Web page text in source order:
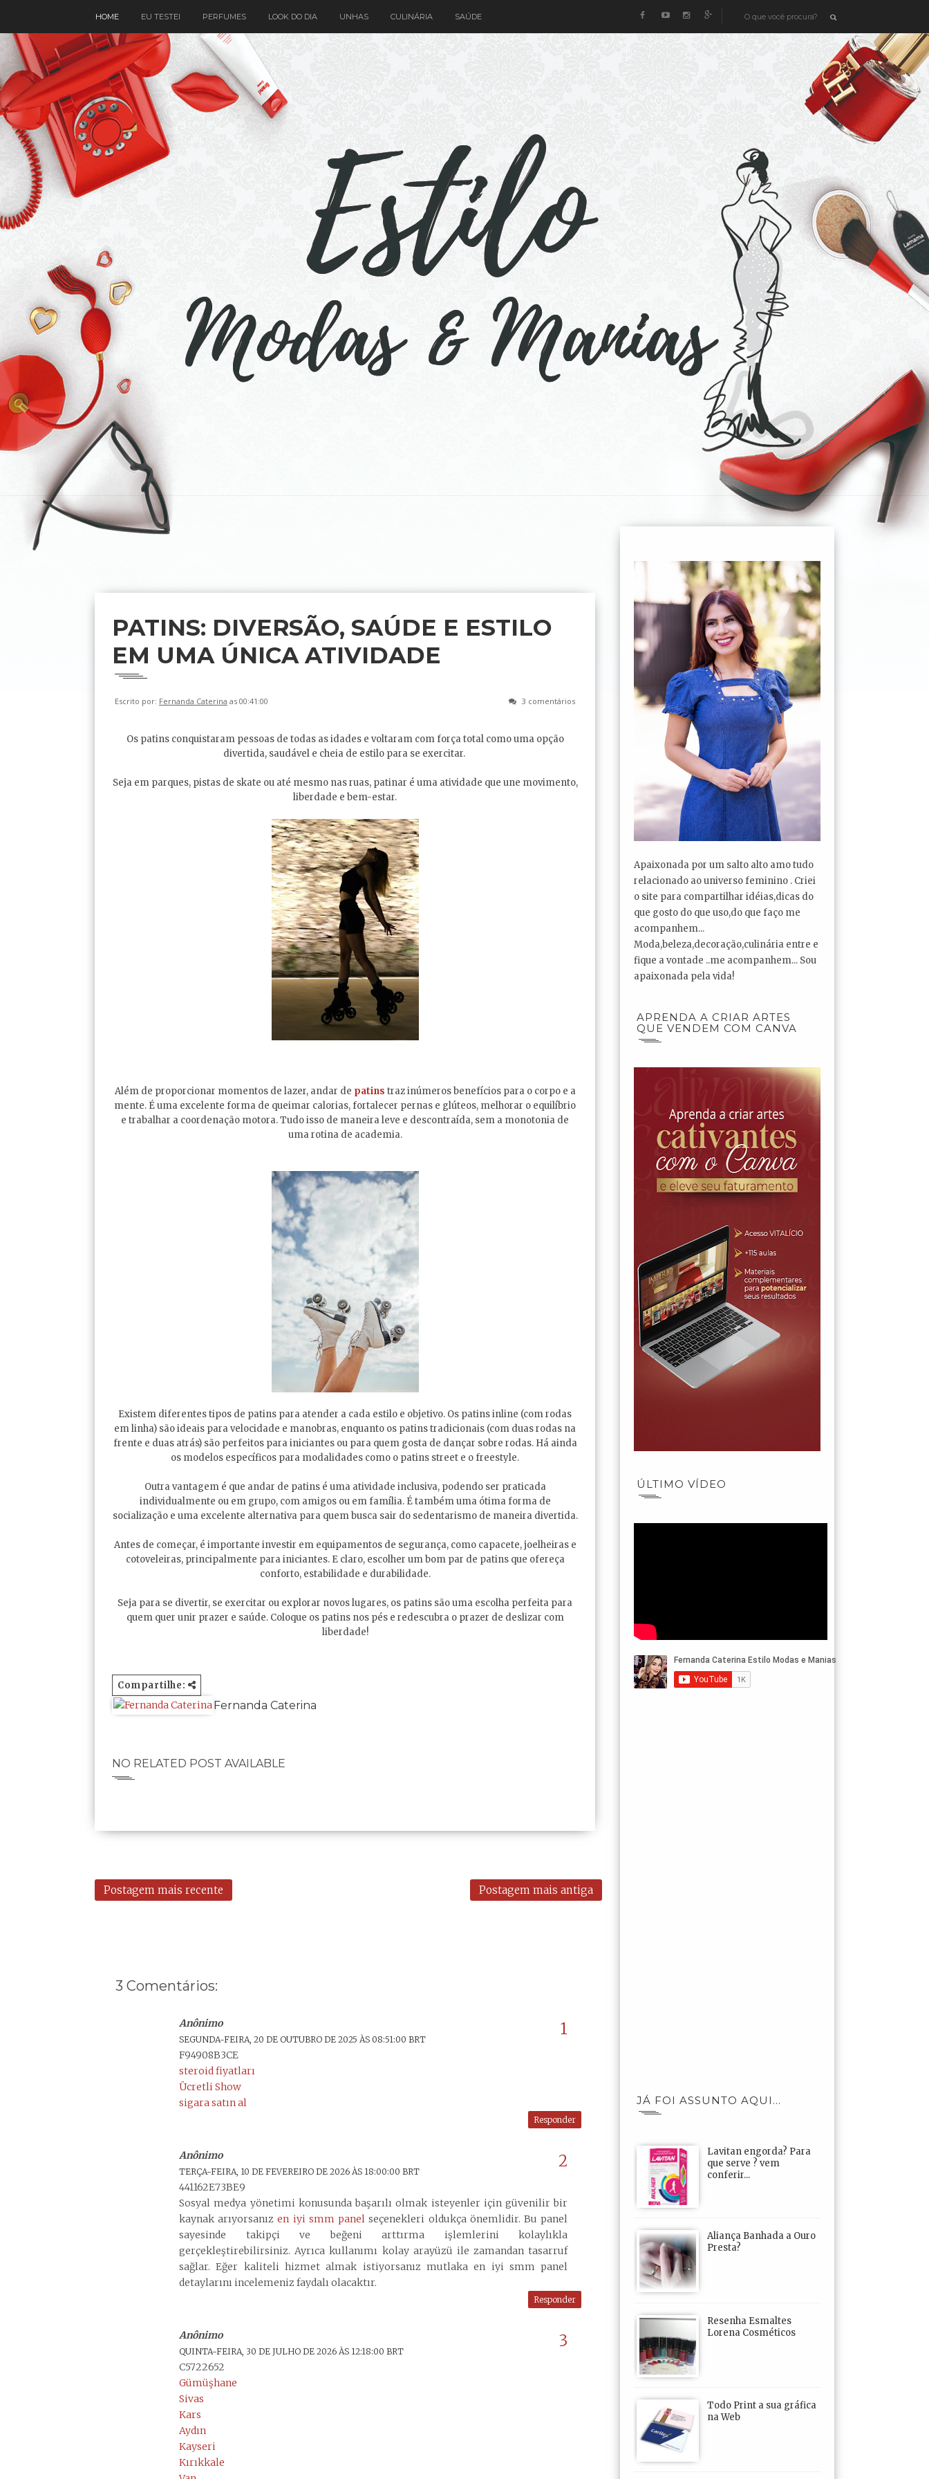
HOME EU TESTEI PERFUMES LOOK DO DIA UNHAS CULINÁRIA SAÚDE
PATINS: DIVERSÃO, SAÚDE E ESTILO
EM UMA ÚNICA ATIVIDADE
Escrito por: Fernanda Caterina as 00:41:00 3 comentários
Os patins conquistaram pessoas de todas as idades e voltaram com força total como uma opção
divertida, saudável e cheia de estilo para se exercitar.
Seja em parques, pistas de skate ou até mesmo nas ruas, patinar é uma atividade que une movimento,
liberdade e bem-estar.
Além de proporcionar momentos de lazer, andar de patins traz inúmeros benefícios para o corpo e a
mente. É uma excelente forma de queimar calorias, fortalecer pernas e glúteos, melhorar o equilíbrio
e trabalhar a coordenação motora. Tudo isso de maneira leve e descontraída, sem a monotonia de
uma rotina de academia.
Existem diferentes tipos de patins para atender a cada estilo e objetivo. Os patins inline (com rodas
em linha) são ideais para velocidade e manobras, enquanto os patins tradicionais (com duas rodas na
frente e duas atrás) são perfeitos para iniciantes ou para quem gosta de dançar sobre rodas. Há ainda
os modelos específicos para modalidades como o patins street e o freestyle.
Outra vantagem é que andar de patins é uma atividade inclusiva, podendo ser praticada
individualmente ou em grupo, com amigos ou em família. É também uma ótima forma de
socialização e uma excelente alternativa para quem busca sair do sedentarismo de maneira divertida.
Antes de começar, é importante investir em equipamentos de segurança, como capacete, joelheiras e
cotoveleiras, principalmente para iniciantes. E claro, escolher um bom par de patins que ofereça
conforto, estabilidade e durabilidade.
Seja para se divertir, se exercitar ou explorar novos lugares, os patins são uma escolha perfeita para
quem quer unir prazer e saúde. Coloque os patins nos pés e redescubra o prazer de deslizar com
liberdade!
Compartilhe:
Fernanda Caterina
NO RELATED POST AVAILABLE
Postagem mais recente Postagem mais antiga
3 Comentários:
Anônimo
SEGUNDA-FEIRA, 20 DE OUTUBRO DE 2025 ÀS 08:51:00 BRT
F94908B3CE
steroid fiyatları
Ücretli Show
sigara satın al
Responder
Anônimo
TERÇA-FEIRA, 10 DE FEVEREIRO DE 2026 ÀS 18:00:00 BRT
441162E73BE9
Sosyal medya yönetimi konusunda başarılı olmak isteyenler için güvenilir bir
kaynak arıyorsanızen iyi smm panel seçenekleri oldukça önemlidir. Bu panel
sayesinde takipçi ve beğeni arttırma işlemlerini kolaylıkla
gerçekleştirebilirsiniz. Ayrıca kullanımı kolay arayüzü ile zamandan tasarruf
sağlar. Eğer kaliteli hizmet almak istiyorsanız mutlaka en iyi smm panel
detaylarını incelemeniz faydalı olacaktır.
Responder
Anônimo
QUINTA-FEIRA, 30 DE JULHO DE 2026 ÀS 12:18:00 BRT
C5722652
Gümüşhane
Sivas
Kars
Aydın
Kayseri
Kırıkkale
Apaixonada por um salto alto amo tudo
relacionado ao universo feminino . Criei
o site para compartilhar idéias,dicas do
que gosto do que uso,do que faço me
acompanhem...
Moda,beleza,decoração,culinária entre e
fique a vontade ..me acompanhem... Sou
apaixonada pela vida!
APRENDA A CRIAR ARTES
QUE VENDEM COM CANVA
ÚLTIMO VÍDEO
JÁ FOI ASSUNTO AQUI...
Lavitan engorda? Para
que serve ? vem
conferir...
Aliança Banhada a Ouro
Presta?
Resenha Esmaltes
Lorena Cosméticos
Todo Print a sua gráfica
na Web